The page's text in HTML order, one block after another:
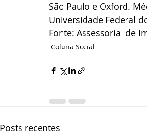
São Paulo e Oxford.
Universidade Federal
Fonte: Assessoria  de
Coluna Social
Posts recentes